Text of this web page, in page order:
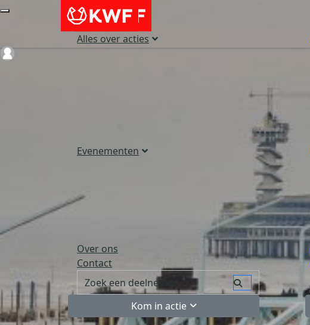
Alles over acties
Evenementen
Over ons
Contact
Kom in actie